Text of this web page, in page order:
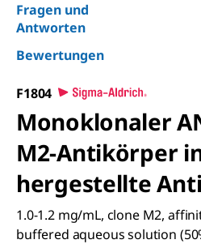
Fragen und
Antworten
Bewertungen
F1804
Monoklonaler
M2-Antikörper
hergestellte
1.0-1.2 mg/mL, clone M2,
buffered aqueous solution